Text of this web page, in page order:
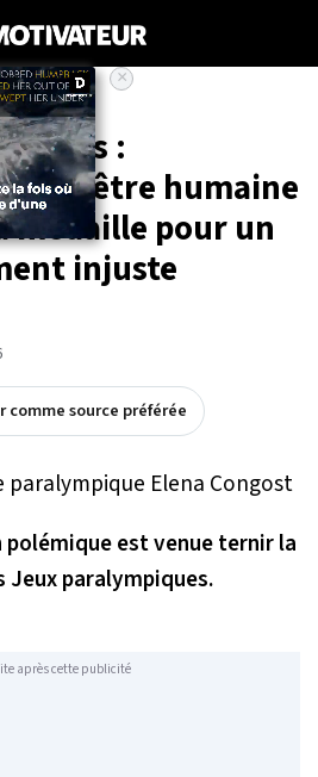
:
« être humaine
médaille pour un
injuste
comme source préférée
est venue ternir la
Jeux paralympiques.
après cette publicité
×